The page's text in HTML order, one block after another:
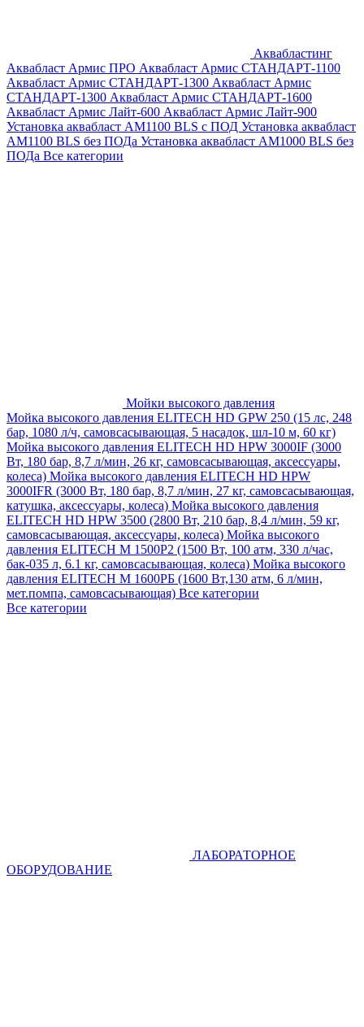
Аквабластинг
Аквабласт Армис ПРО Аквабласт Армис СТАНДАРТ-1100
Аквабласт Армис СТАНДАРТ-1300 Аквабласт Армис
СТАНДАРТ-1300 Аквабласт Армис СТАНДАРТ-1600
Аквабласт Армис Лайт-600 Аквабласт Армис Лайт-900
Установка аквабласт AM1100 BLS с ПОД Установка аквабласт
AM1100 BLS без ПОДа Установка аквабласт AM1000 BLS без
ПОДа Все категории
Мойки высокого давления
Мойка высокого давления ELITECH HD GPW 250 (15 лс, 248
бар, 1080 л/ч, самовсасывающая, 5 насадок, шл-10 м, 60 кг)
Мойка высокого давления ELITECH HD HPW 3000IF (3000
Вт, 180 бар, 8,7 л/мин, 26 кг, самовсасывающая, аксессуары,
колеса) Мойка высокого давления ELITECH HD HPW
3000IFR (3000 Вт, 180 бар, 8,7 л/мин, 27 кг, самовсасывающая,
катушка, аксессуары, колеса) Мойка высокого давления
ELITECH HD HPW 3500 (2800 Вт, 210 бар, 8,4 л/мин, 59 кг,
самовсасывающая, аксессуары, колеса) Мойка высокого
давления ELITECH M 1500P2 (1500 Вт, 100 атм, 330 л/час,
бак-035 л, 6.1 кг, самовсасывающая, колеса) Мойка высокого
давления ELITECH М 1600РБ (1600 Вт,130 атм, 6 л/мин,
мет.помпа, самовсасывающая) Все категории
Все категории
ЛАБОРАТОРНОЕ
ОБОРУДОВАНИЕ